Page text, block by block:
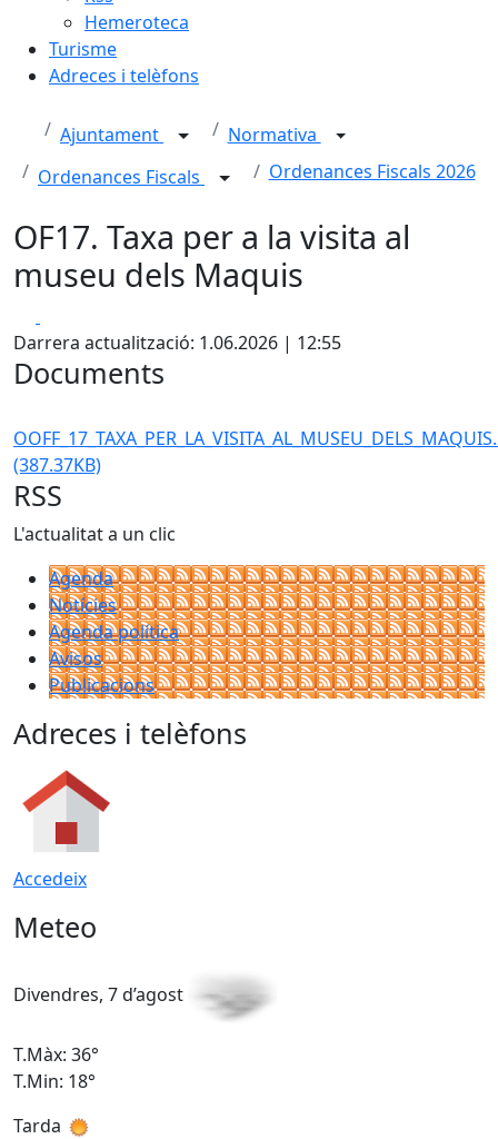
Hemeroteca
Turisme
Adreces i telèfons
Ajuntament
Normativa
Ordenances Fiscals
Ordenances Fiscals 2026
OF17. Taxa per a la visita al
museu dels Maquis
Darrera actualització: 1.06.2026 | 12:55
Documents
(387.37KB)
RSS
L'actualitat a un clic
Agenda
Notícies
Agenda política
Avisos
Publicacions
Adreces i telèfons
Accedeix
Meteo
Divendres, 7 d’agost
T.Màx: 36°
T.Min: 18°
Tarda